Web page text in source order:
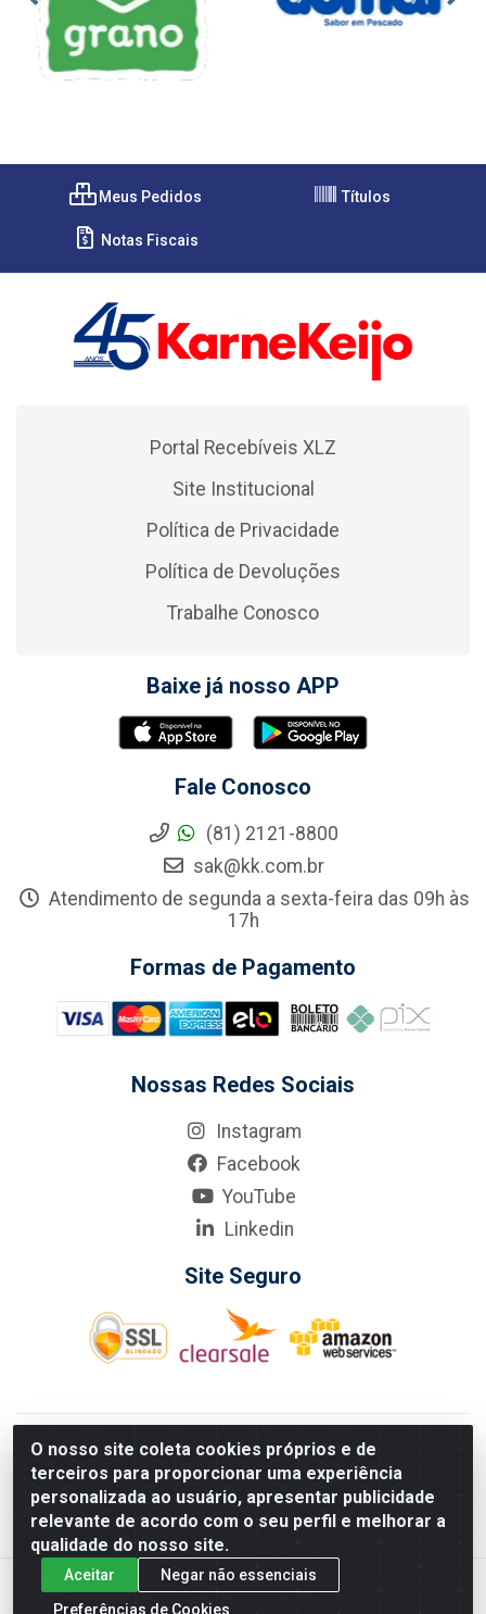
O nosso site coleta cookies próprios e de
terceiros para proporcionar uma experiência
personalizada ao usuário, apresentar publicidade
relevante de acordo com o seu perfil e melhorar a
qualidade do nosso site.
Aceitar
Negar não essenciais
Preferências de Cookies
Meus Pedidos Títulos
Notas Fiscais
Portal Recebíveis XLZ
Site Institucional
Política de Privacidade
Política de Devoluções
Trabalhe Conosco
Baixe já nosso APP
Fale Conosco
(81) 2121-8800
sak@kk.com.br
Atendimento de segunda a sexta-feira das 09h às
17h
Formas de Pagamento
Nossas Redes Sociais
Instagram
Facebook
YouTube
Linkedin
Site Seguro
KarneKeijo Logistica Integrada LTDA - Rod. Br-101 Sul, nº3700
- Barro, Recife/PE, 50900-400 CNPJ: 24.150.377/0001-95
Estados atendidos pela KarneKeijo: PE, PB e RN.